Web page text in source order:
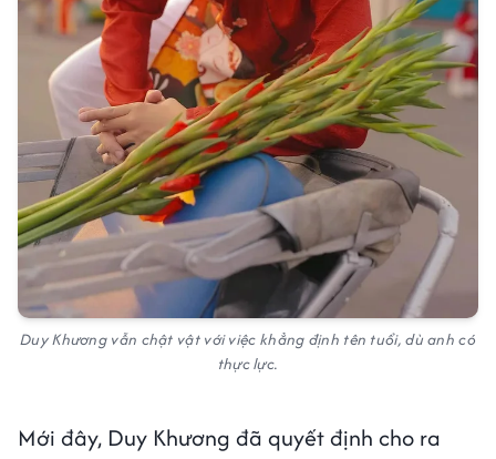
Duy Khương vẫn chật vật với việc khẳng định tên tuổi, dù anh có
thực lực.
Mới đây, Duy Khương đã quyết định cho ra